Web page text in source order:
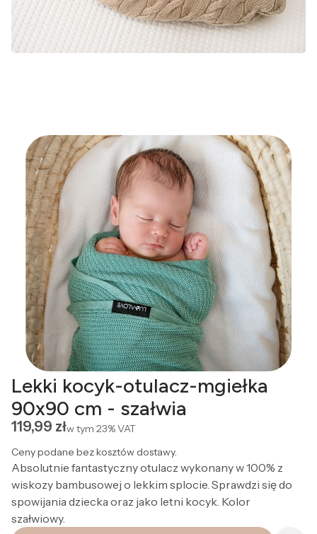
Lekki kocyk-otulacz-mgiełka
90x90 cm - szałwia
Cena
119,99 złw tym 23%VAT
Ceny podane bez kosztów dostawy.
Absolutnie fantastyczny otulacz wykonany w 100% z
wiskozy bambusowej o lekkim splocie. Sprawdzi się do
spowijania dziecka oraz jako letni kocyk. Kolor
szałwiowy.